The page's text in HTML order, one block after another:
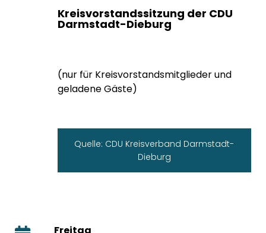
Kreisvorstandssitzung der CDU
Darmstadt-Dieburg
(nur für Kreisvorstandsmitglieder und
geladene Gäste)
Quelle: CDU Kreisverband Darmstadt-
Dieburg